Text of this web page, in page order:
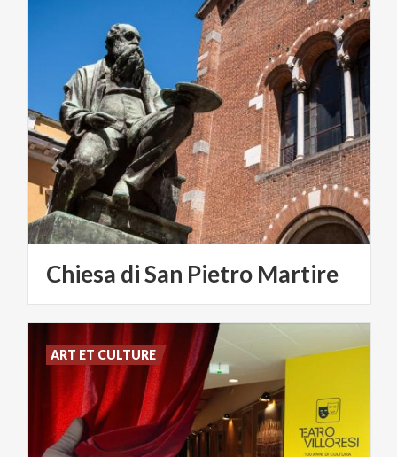
Chiesa diSan Pietro Martire
ART ET CULTURE